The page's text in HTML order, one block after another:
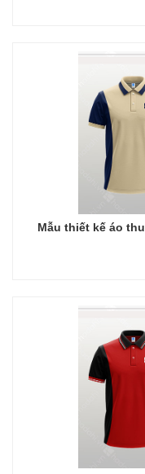
Mẫu thiết kế áo